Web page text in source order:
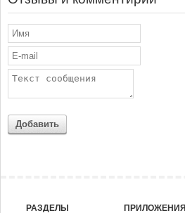
Добавить
РАЗДЕЛЫ ПРИЛОЖЕНИЯ